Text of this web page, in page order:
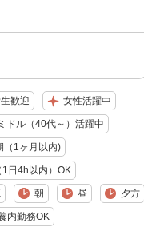
歓迎 女性活躍中
ミドル（40代～）活躍中
（1ヶ月以内)
日4h以内）OK
朝 昼 夕方
内勤務OK